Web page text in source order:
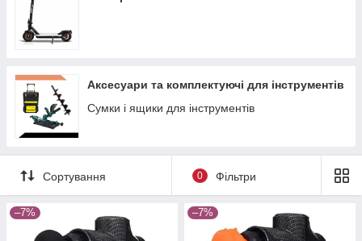
Аксесуари та комплектуючі для інструментів
Сумки і ящики для інструментів
Сортування 0 Фільтри
–7% –7%